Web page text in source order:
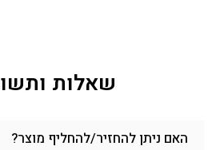
שאלות
האם ניתן להחזיר/להחליף מוצר?